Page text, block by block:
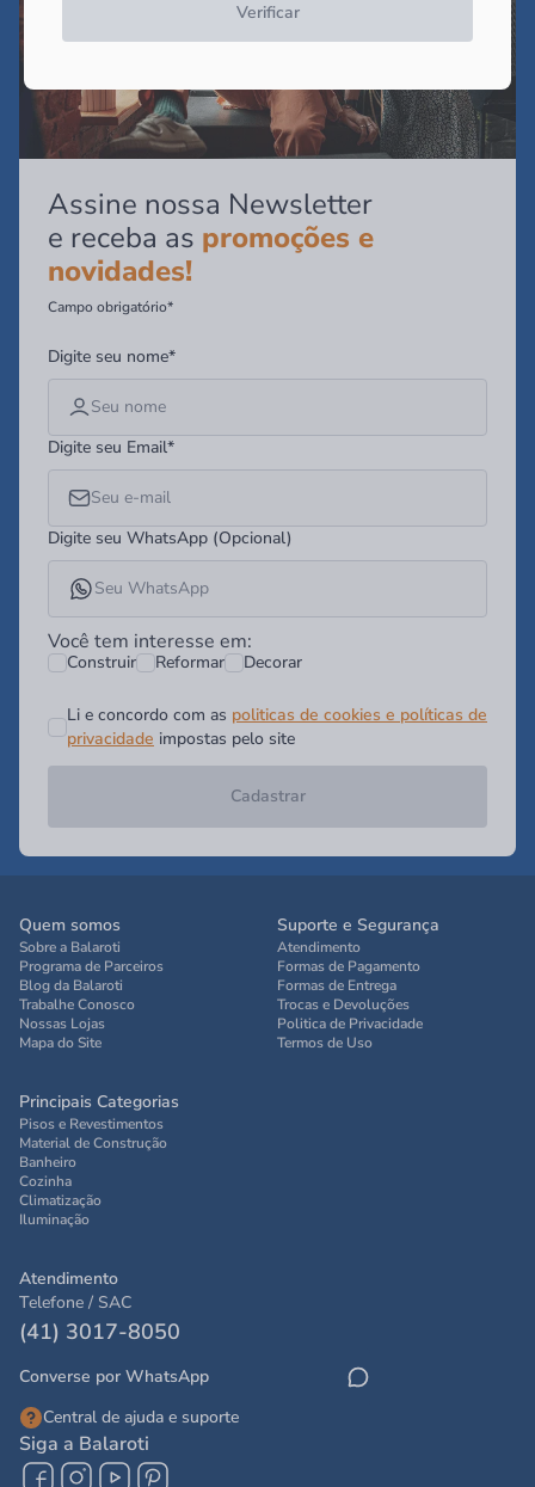
Verificar
Assine nossa Newsletter
e receba as promoções e
novidades!
Campo obrigatório*
Digite seu nome*
Digite seu Email*
Digite seu WhatsApp (Opcional)
Você tem interesse em:
Construir Reformar Decorar
Li e concordo com as politicas de cookies e políticas de
privacidade impostas pelo site
Cadastrar
Quem somos
Sobre a Balaroti
Programa de Parceiros
Blog da Balaroti
Trabalhe Conosco
Nossas Lojas
Mapa do Site
Suporte e Segurança
Atendimento
Formas de Pagamento
Formas de Entrega
Trocas e Devoluções
Politica de Privacidade
Termos de Uso
Principais Categorias
Pisos e Revestimentos
Material de Construção
Banheiro
Cozinha
Climatização
Iluminação
Atendimento
Telefone / SAC
(41) 3017-8050
Converse por WhatsApp
Central de ajuda e suporte
Siga a Balaroti